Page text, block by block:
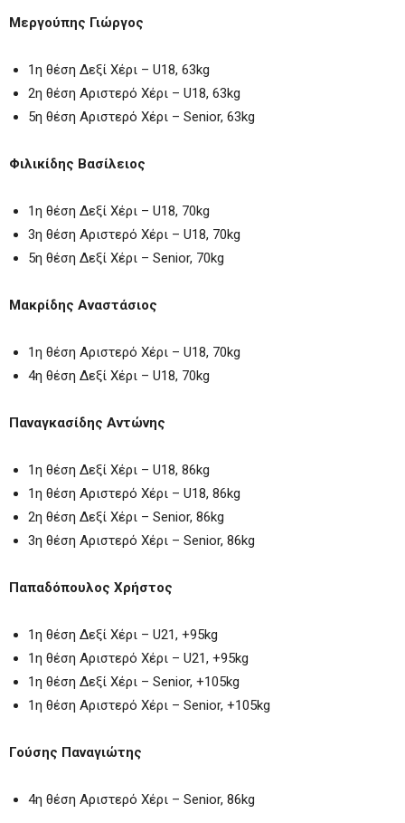
Μεργούπης Γιώργος
1η θέση Δεξί Χέρι – U18, 63kg
2η θέση Αριστερό Χέρι – U18, 63kg
5η θέση Αριστερό Χέρι – Senior, 63kg
Φιλικίδης Βασίλειος
1η θέση Δεξί Χέρι – U18, 70kg
3η θέση Αριστερό Χέρι – U18, 70kg
5η θέση Δεξί Χέρι – Senior, 70kg
Μακρίδης Αναστάσιος
1η θέση Αριστερό Χέρι – U18, 70kg
4η θέση Δεξί Χέρι – U18, 70kg
Παναγκασίδης Αντώνης
1η θέση Δεξί Χέρι – U18, 86kg
1η θέση Αριστερό Χέρι – U18, 86kg
2η θέση Δεξί Χέρι – Senior, 86kg
3η θέση Αριστερό Χέρι – Senior, 86kg
Παπαδόπουλος Χρήστος
1η θέση Δεξί Χέρι – U21, +95kg
1η θέση Αριστερό Χέρι – U21, +95kg
1η θέση Δεξί Χέρι – Senior, +105kg
1η θέση Αριστερό Χέρι – Senior, +105kg
Γούσης Παναγιώτης
4η θέση Αριστερό Χέρι – Senior, 86kg